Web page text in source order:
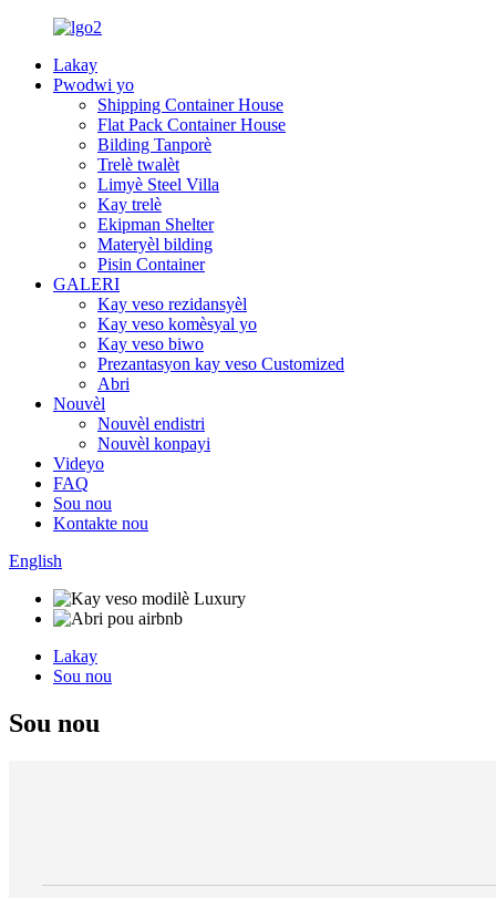
Lakay
Pwodwi yo
Shipping Container House
Flat Pack Container House
Bilding Tanporè
Trelè twalèt
Limyè Steel Villa
Kay trelè
Ekipman Shelter
Materyèl bilding
Pisin Container
GALERI
Kay veso rezidansyèl
Kay veso komèsyal yo
Kay veso biwo
Prezantasyon kay veso Customized
Abri
Nouvèl
Nouvèl endistri
Nouvèl konpayi
Videyo
FAQ
Sou nou
Kontakte nou
English
Lakay
Sou nou
Sou nou